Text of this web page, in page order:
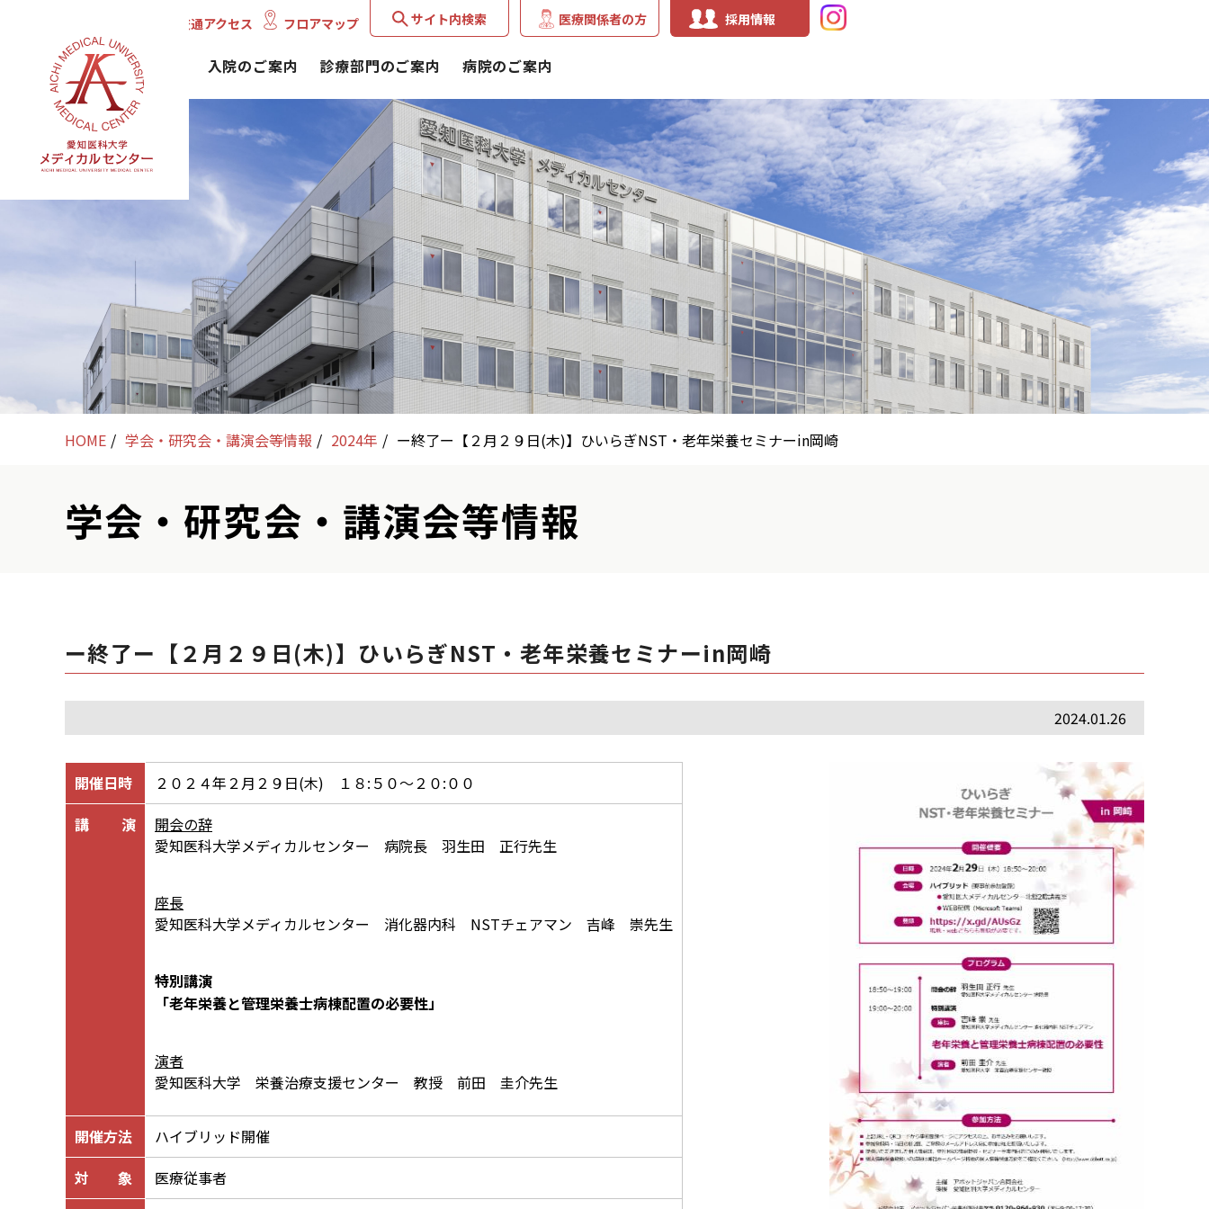
交通アクセス フロアマップ サイト内検索 医療関係者の方 採用情報
外来のご案内 入院のご案内 診療部門のご案内 病院のご案内
HOME 学会・研究会・講演会等情報 2024年 ー終了ー【２月２９日(木)】ひいらぎNST・老年栄養セミナーin岡崎
学会・研究会・講演会等情報
ー終了ー【２月２９日(木)】ひいらぎNST・老年栄養セミナーin岡崎
2024.01.26
開催日時
２０２４年２月２９日(木) １８:５０～２０:００
講 演
開会の辞
愛知医科大学メディカルセンター 病院長 羽生田 正行先生
座長
愛知医科大学メディカルセンター 消化器内科 NSTチェアマン 吉峰 崇先生
特別講演
「老年栄養と管理栄養士病棟配置の必要性」
演者
愛知医科大学 栄養治療支援センター 教授 前田 圭介先生
開催方法
ハイブリッド開催
対 象
医療従事者